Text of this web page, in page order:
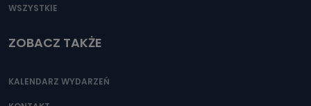
WSZYSTKIE
ZOBACZ TAKŻE
KALENDARZ WYDARZEŃ